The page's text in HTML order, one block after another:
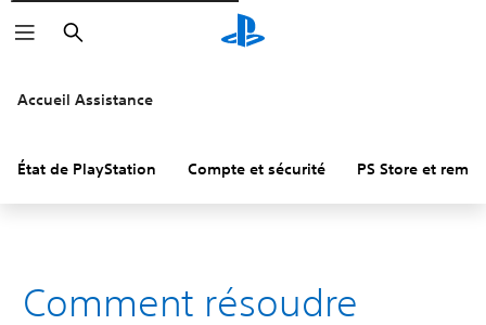
Rechercher
Accueil Assistance
État de PlayStation Compte et sécurité PS Store et
Comment résoudre